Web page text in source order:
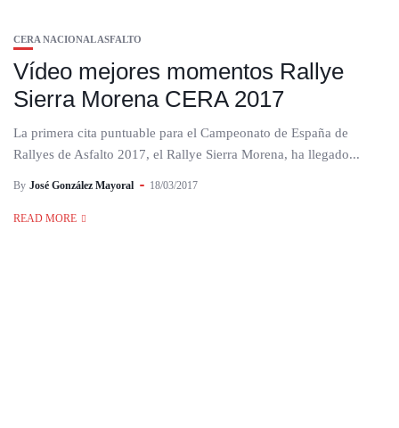
CERA NACIONAL ASFALTO
Vídeo mejores momentos Rallye
Sierra Morena CERA 2017
La primera cita puntuable para el Campeonato de España de
Rallyes de Asfalto 2017, el Rallye Sierra Morena, ha llegado...
By José González Mayoral 18/03/2017
READ MORE